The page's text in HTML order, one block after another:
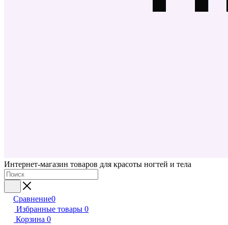
Интернет-магазин товаров для красоты ногтей и тела
Сравнение0
Избранные товары 0
Корзина 0